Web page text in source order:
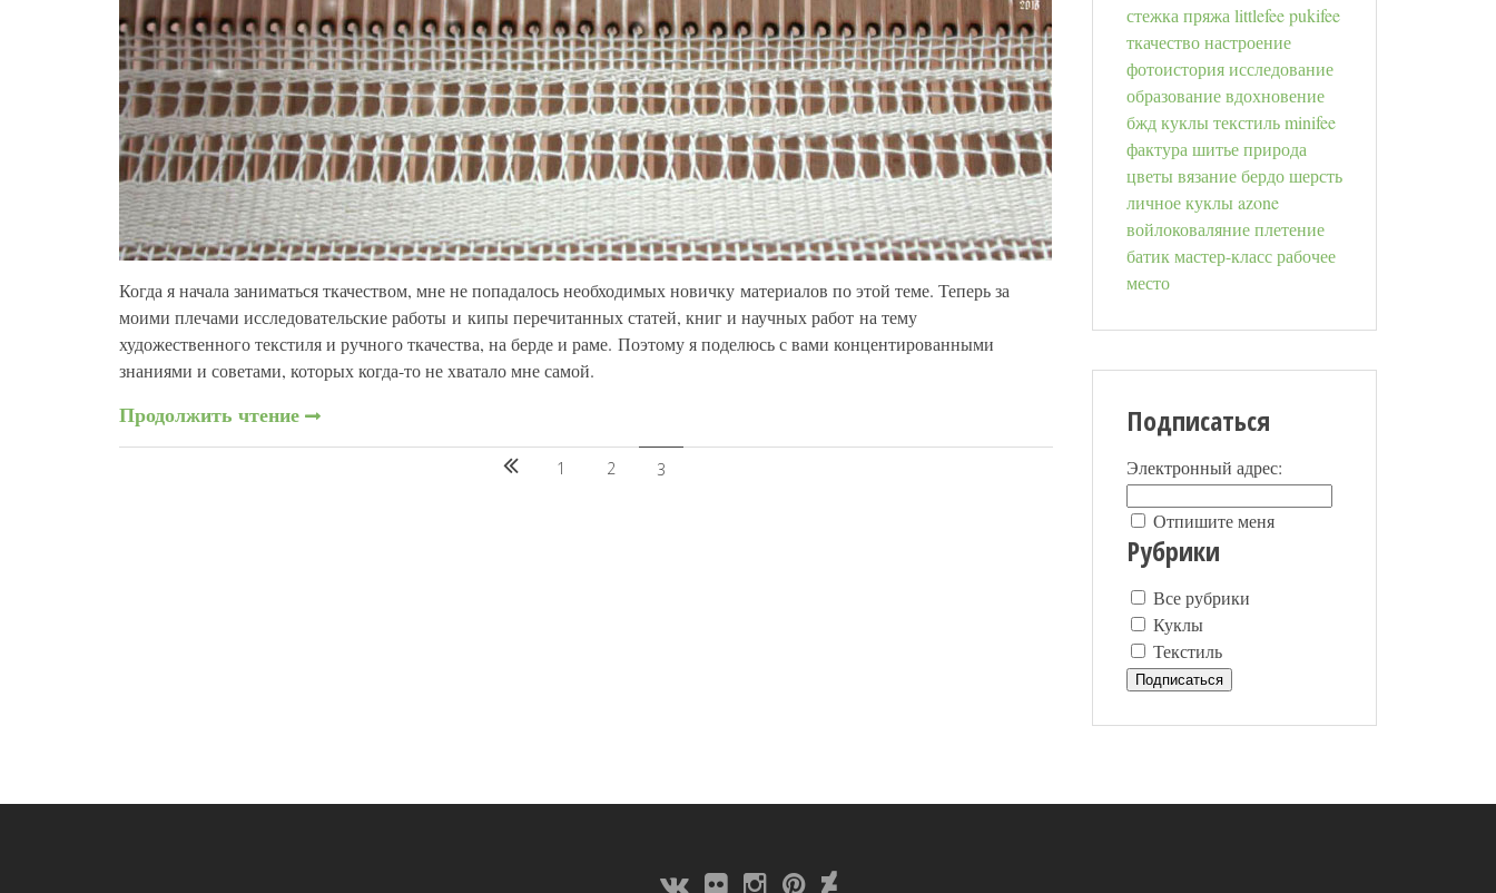
Когда я начала заниматься ткачеством, мне не попадалось необходимых новичку материалов по этой теме. Теперь за
моими плечами исследовательские работы и кипы перечитанных статей, книг и научных работ на тему
художественного текстиля и ручного ткачества, на берде и раме. Поэтому я поделюсь с вами концентированными
знаниями и советами, которых когда-то не хватало мне самой.
Продолжить чтение
1 2 3
стежка пряжа littlefee pukifee
ткачество настроение
фотоистория исследование
образование вдохновение
бжд куклы текстиль minifee
фактура шитье природа
цветы вязание бердо шерсть
личное куклы azone
войлоковаляние плетение
батик мастер-класс рабочее
место
Подписаться
Электронный адрес:
Отпишите меня
Рубрики
Все рубрики
Куклы
Текстиль
Подписаться